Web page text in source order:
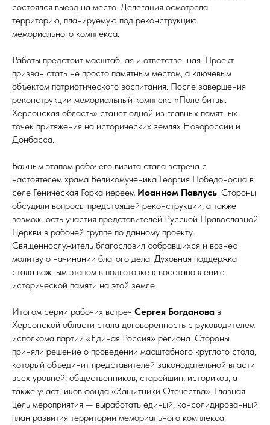
состоялся выезд на место. Делегация осмотрела
территорию, планируемую под реконструкцию
мемориального комплекса.
Работы предстоит масштабная и ответственная. Проект
призван стать не просто памятным местом, а ключевым
объектом патриотического воспитания. После завершения
реконструкции мемориальный комплекс «Поле битвы.
Херсонская область» станет одной из главных памятных
точек притяжения на исторических землях Новороссии и
Донбасса.
Важным этапом рабочего визита стала встреча с
настоятелем храма Великомученика Георгия Победоносца в
селе Геническая Горка иереем Иоанном Павлусь. Стороны
обсудили вопросы предстоящей реконструкции, а также
возможность участия представителей Русской Православной
Церкви в рабочей группе по данному проекту.
Священнослужитель благословил собравшихся и вознес
молитву о начинании благого дела. Духовная поддержка
стала важным этапом в подготовке к восстановлению
исторической памяти на этой земле.
Итогом серии рабочих встреч Сергея Богданова в
Херсонской области стала договоренность с руководителем
исполкома партии «Единая Россия» региона. Стороны
приняли решение о проведении масштабного круглого стола,
который объединит представителей законодательной власти
всех уровней, общественников, старейшин, историков, а
также участников фонда «Защитники Отечества». Главная
цель мероприятия — выработать единый, консолидированный
план развития территории мемориального комплекса.